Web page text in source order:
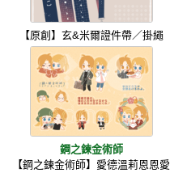
【原創】玄&米爾證件帶／掛繩
鋼之鍊金術師
【鋼之鍊金術師】愛德溫莉恩恩愛